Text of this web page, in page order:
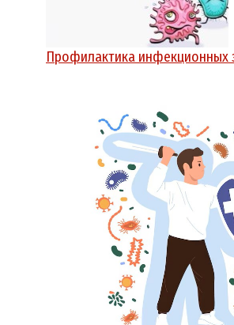
Профилактика инфекционных